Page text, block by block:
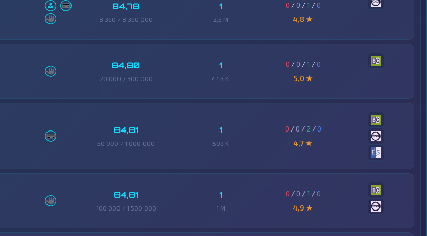
84,78
8 360 / 8 360 000
1
2,5 M
0 / 0 /1 /0
4,8 ★
84,80
20 000 / 300 000
1
443 K
0 / 0 /1 /0
5,0 ★
84,81
50 000 / 1 000 000
1
509 K
0 / 0 / 2 /0
4,7 ★
84,81
100 000 / 1 500 000
1
1 M
0 / 0 /1 /0
4,9 ★